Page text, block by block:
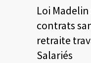
Loi
contrats
retraite
Salariés